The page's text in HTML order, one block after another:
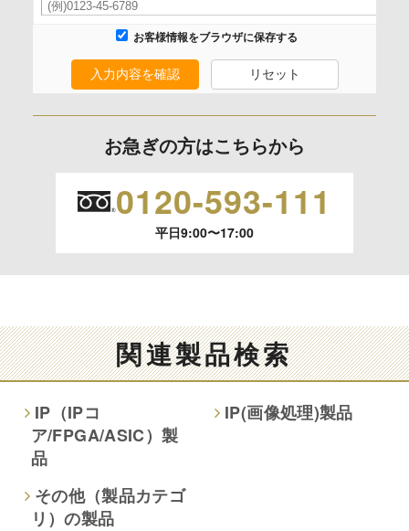
ご回答できない場合がございます。
本人が容易に認識できない方法による取得
なし
個人情報保護への取り組み
お客様情報をブラウザに保存する
入力内容を確認 リセット
お急ぎの方はこちらから
0120-593-111
平日9:00〜17:00
関連製品検索
IP（IPコ
ア/FPGA/ASIC）製
品
IP(画像処理)製品
その他（製品カテゴ
リ）の製品